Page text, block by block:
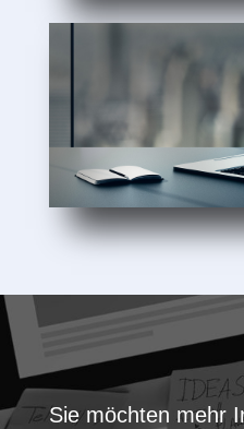
Sie möchten mehr